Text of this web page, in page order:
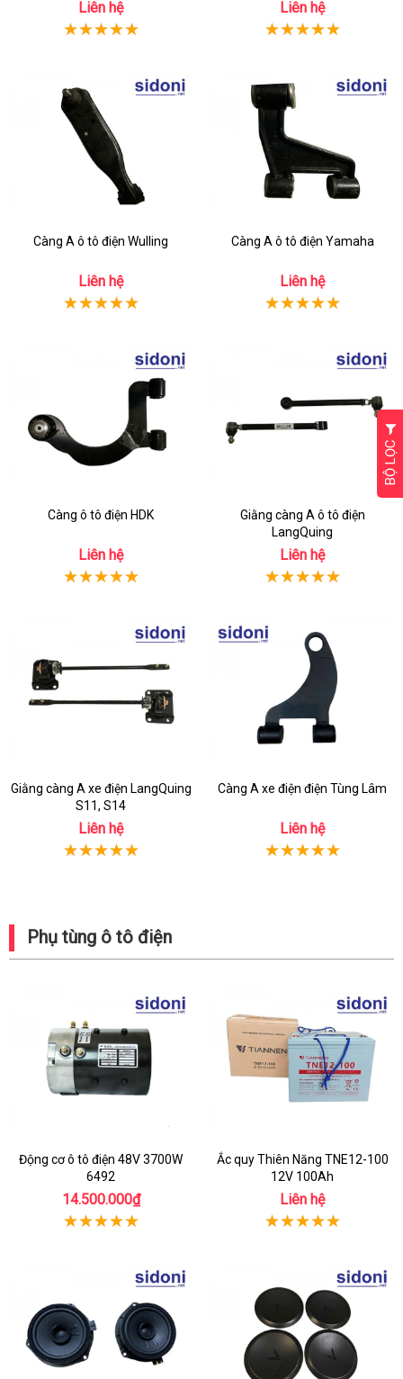
Liên hệ Liên hệ
Càng A ô tô điện Wulling
Liên hệ
Càng A ô tô điện Yamaha
Liên hệ
Càng ô tô điện HDK
Liên hệ
Giằng càng A ô tô điện
LangQuing
Liên hệ
Giằng càng A xe điện LangQuing
S11, S14
Liên hệ
Càng A xe điện điện Tùng Lâm
Liên hệ
Phụ tùng ô tô điện
Động cơ ô tô điện 48V 3700W
6492
14.500.000₫
Ắc quy Thiên Năng TNE12-100
12V 100Ah
Liên hệ
BỘ LỌC